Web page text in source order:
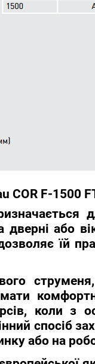
COR F-1500
дверні
їй
коли з
спосіб
або на